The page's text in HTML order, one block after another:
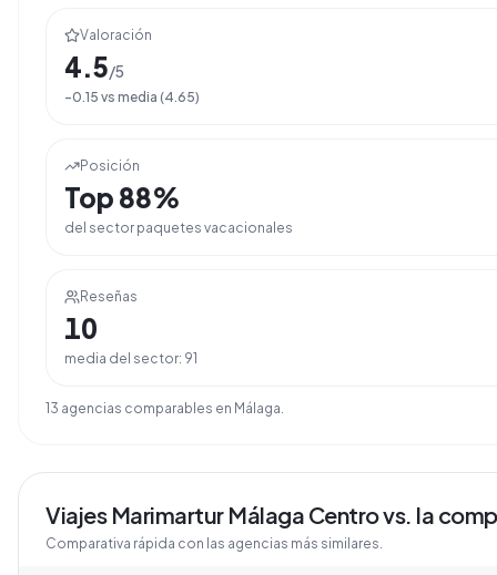
Valoración
4.5/5
-0.15 vs media (4.65)
Posición
Top 88%
del sector paquetes vacacionales
Reseñas
10
media del sector: 91
13 agencias comparables en Málaga
Viajes Marimartur Málaga Centrovs. la
Comparativa rápida con las agencias más similares.